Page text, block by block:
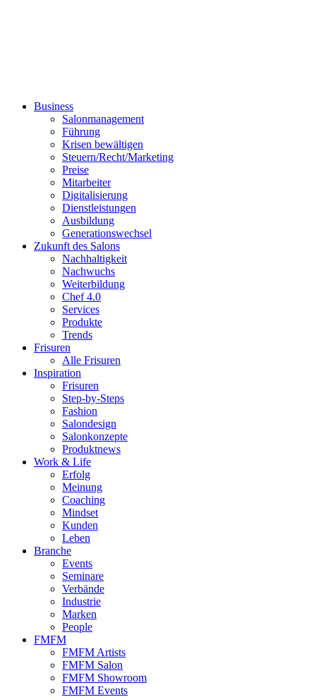
Business
Salonmanagement
Führung
Krisen bewältigen
Steuern/Recht/Marketing
Preise
Mitarbeiter
Digitalisierung
Dienstleistungen
Ausbildung
Generationswechsel
Zukunft des Salons
Nachhaltigkeit
Nachwuchs
Weiterbildung
Chef 4.0
Services
Produkte
Trends
Frisuren
Alle Frisuren
Inspiration
Frisuren
Step-by-Steps
Fashion
Salondesign
Salonkonzepte
Produktnews
Work & Life
Erfolg
Meinung
Coaching
Mindset
Kunden
Leben
Branche
Events
Seminare
Verbände
Industrie
Marken
People
FMFM
FMFM Artists
FMFM Salon
FMFM Showroom
FMFM Events